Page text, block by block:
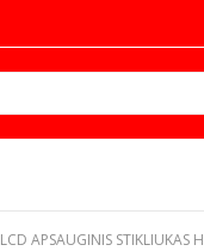
LCD APSAUGINIS STIKLIUKAS